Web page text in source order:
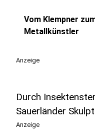
Vom Klempner
Metallkünstler
Anzeige
Durch
Sauerländer
Anzeige